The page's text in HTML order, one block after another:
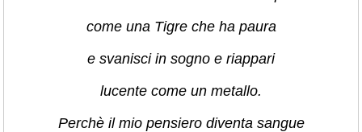
come una Tigre che ha paura
e svanisci in sogno e riappari
lucente come un metallo.
Perchè il mio pensiero diventa sangue